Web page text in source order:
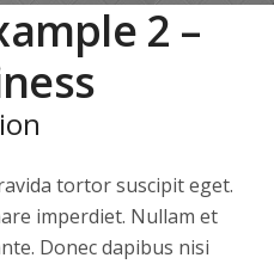
2 –
tortor suscipit eget.
imperdiet. Nullam et
Donec dapibus nisi